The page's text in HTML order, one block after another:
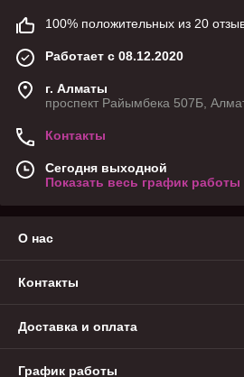
100% положительных из 20
Работает с 08.12.2020
г. Алматы
проспект Райымбека 507Б,
Контакты
Сегодня выходной
Показать весь график работы
О нас
Контакты
Доставка и оплата
График работы